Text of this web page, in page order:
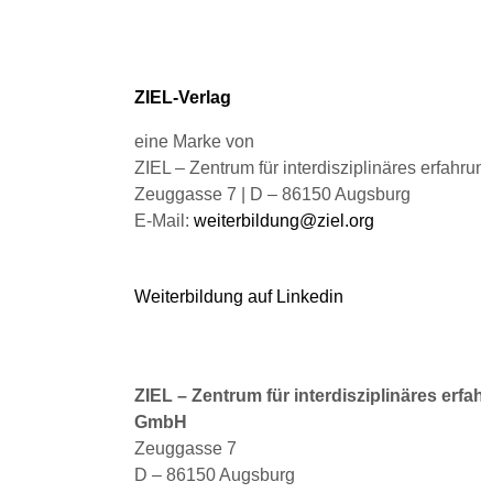
ZIEL-Verlag
eine Marke von
ZIEL – Zentrum für interdisziplinäres
Zeuggasse 7 | D – 86150 Augsburg
E-Mail: weiterbildung@ziel.org
Weiterbildung auf Linkedin
ZIEL – Zentrum für interdisziplinäres
GmbH
Zeuggasse 7
D – 86150 Augsburg